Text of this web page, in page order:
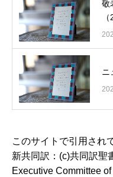
敬
ニ
このサイトで引用され
新共同訳：(c)共同訳聖
Executive Committee